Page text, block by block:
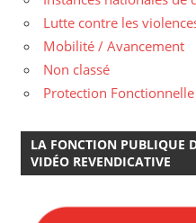
Lutte contre les
Mobilité / Avancement
Non classé
Protection Fonctionnelle
LA FONCTION PUBLIQUE
VIDÉO REVENDICATIVE